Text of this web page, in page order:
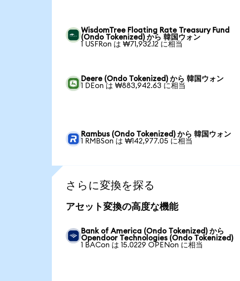
WisdomTree Floating Rate Treasury Fund
(Ondo Tokenized) から 韓国ウォン
1 USFRon は ₩71,932.12 に相当
Deere (Ondo Tokenized) から 韓国ウォン
1 DEon は ₩883,942.63 に相当
Rambus (Ondo Tokenized) から 韓国ウォン
1 RMBSon は ₩142,977.05 に相当
さらに変換を探る
アセット変換の高度な機能
Bank of America (Ondo Tokenized) から
Opendoor Technologies (Ondo Tokenized)
1 BACon は 15.0229 OPENon に相当